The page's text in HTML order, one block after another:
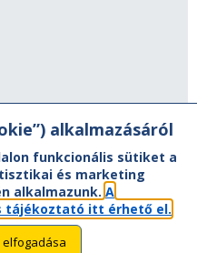
alkalmazásáról
funkcionális sütiket a
és marketing
alkalmazunk. A
tájékoztató itt érhető el.
elfogadása